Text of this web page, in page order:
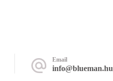
Email
info@blueman.hu